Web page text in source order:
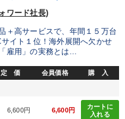
ワード社長)
＋高サービスで、年間１５万台
イト１位！海外展開へ欠かせ
雇用」の実務とは...
定 価 会員価格 購 入
6,600円 6,600円
カートに
入れる